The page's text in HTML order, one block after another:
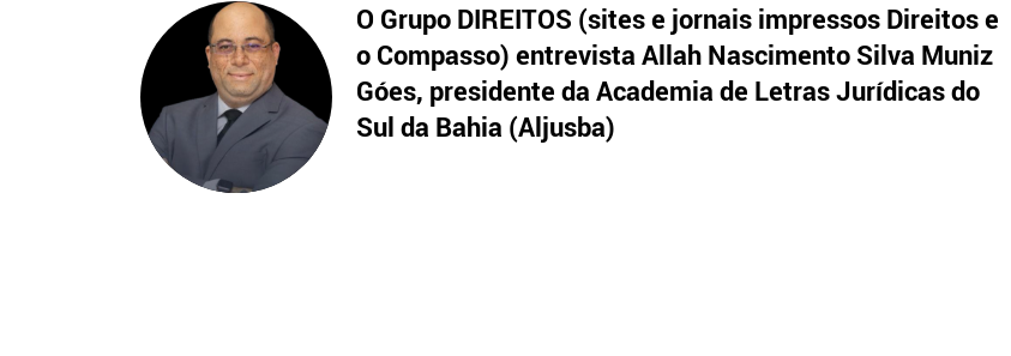
O Grupo DIREITOS (sites e jornais impressos Direitos e
o Compasso) entrevista Allah Nascimento Silva Muniz
Góes, presidente da Academia de Letras Jurídicas do
Sul da Bahia (Aljusba)